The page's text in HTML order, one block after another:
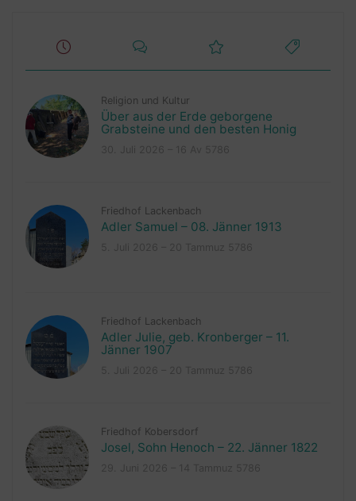
Religion und Kultur
Über aus der Erde geborgene
Grabsteine und den besten Honig
Friedhof Lackenbach
Adler Samuel – 08. Jänner 1913
Friedhof Lackenbach
Adler Julie, geb. Kronberger – 11.
Jänner 1907
Friedhof Kobersdorf
Josel, Sohn Henoch – 22. Jänner 1822